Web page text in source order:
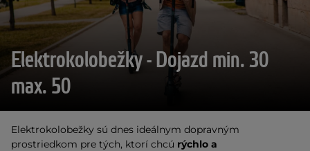
Elektrokolobežky - Dojazd min. 30
max. 50
Elektrokolobežky sú dnes ideálnym dopravným
prostriedkom pre tých, ktorí chcú rýchlo a